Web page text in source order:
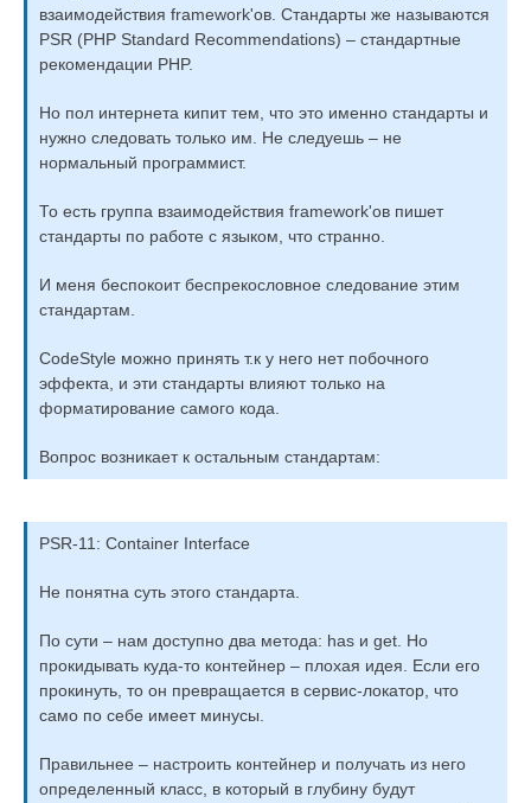
взаимодействия framework'ов. Стандарты же называются
PSR (PHP Standard Recommendations) – стандартные
рекомендации PHP.
Но пол интернета кипит тем, что это именно стандарты и
нужно следовать только им. Не следуешь – не
нормальный программист.
То есть группа взаимодействия framework'ов пишет
стандарты по работе с языком, что странно.
И меня беспокоит беспрекословное следование этим
стандартам.
CodeStyle можно принять т.к у него нет побочного
эффекта, и эти стандарты влияют только на
форматирование самого кода.
Вопрос возникает к остальным стандартам:
PSR-11: Container Interface
Не понятна суть этого стандарта.
По сути – нам доступно два метода: has и get. Но
прокидывать куда-то контейнер – плохая идея. Если его
прокинуть, то он превращается в сервис-локатор, что
само по себе имеет минусы.
Правильнее – настроить контейнер и получать из него
определенный класс, в который в глубину будут